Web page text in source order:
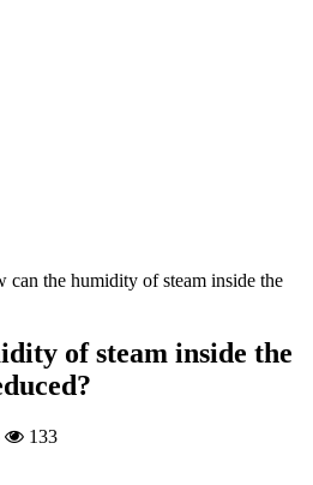
can the humidity of steam inside the
of steam inside the
133